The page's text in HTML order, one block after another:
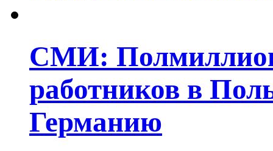
СМИ:
работников в
Германию